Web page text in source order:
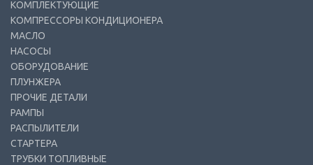
КОМПЛЕКТУЮЩИЕ
КОМПРЕССОРЫ КОНДИЦИОНЕРА
МАСЛО
НАСОСЫ
ОБОРУДОВАНИЕ
ПЛУНЖЕРА
ПРОЧИЕ ДЕТАЛИ
РАМПЫ
РАСПЫЛИТЕЛИ
СТАРТЕРА
ТРУБКИ ТОПЛИВНЫЕ